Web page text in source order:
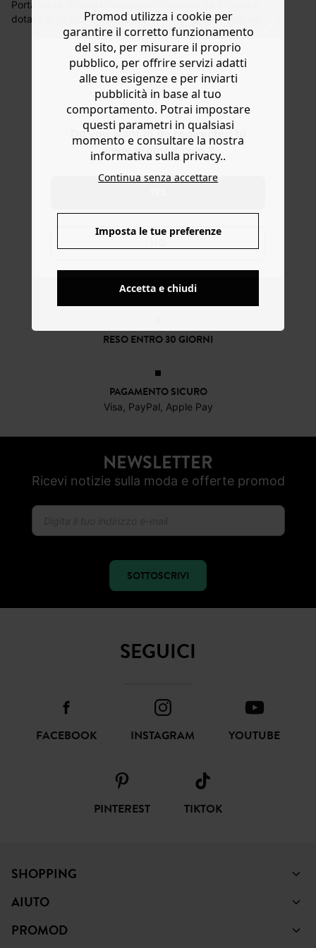
Do you want to be redirected to
www.promod.com ?
decorrere dalla data dell’avvenuta ricezione.
Aiuto
Porta carte di credito realizzato interamente in pelle e
dotato di un moschettone sul lato. Brilla nelle borse ed è
pratico da trovare senza doverlo cercare! 3 scomparti
per carte di credito. 1 scomparto con cerniera per le
monete. Ottima idea regalo.
CONSEGNA A DOMICILIO GRATIS
a partire da 50€
RESO ENTRO 30 GIORNI
PAGAMENTO SICURO
Visa, PayPal, Apple Pay
NEWSLETTER
Ricevi notizie sulla moda e offerte promod
SOTTOSCRIVI
SEGUICI
FACEBOOK INSTAGRAM YOUTUBE
PINTEREST TIKTOK
SHOPPING
AIUTO
PROMOD
Promod utilizza i cookie per
garantire il corretto funzionamento
del sito, per misurare il proprio
pubblico, per offrire servizi adatti
alle tue esigenze e per inviarti
pubblicità in base al tuo
comportamento. Potrai impostare
questi parametri in qualsiasi
momento e consultare la nostra
informativa sulla privacy..
Continua senza accettare
Imposta le tue preferenze
Accetta e chiudi